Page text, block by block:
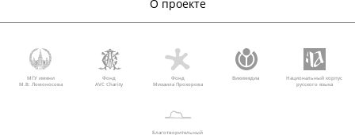
О проекте
МГУ имени
М.В. Ломоносова
Фонд
AVC Charity
Фонд
Михаила Прохорова
Викимедиа
Национальный корпус
русского языка
Благотворительный